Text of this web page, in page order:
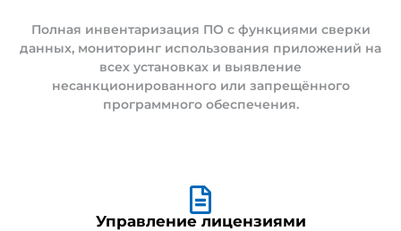
Полная инвентаризация ПО с функциями сверки
данных, мониторинг использования приложений на
всех установках и выявление
несанкционированного или запрещённого
программного обеспечения.
Управление лицензиями